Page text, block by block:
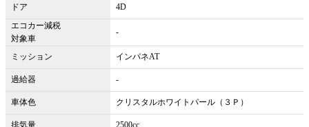
ドア
4D
エコカー減税
対象車
-
ミッション インパネAT
過給器 -
車体色 クリスタルホワイトパール（３Ｐ）
排気量 2500cc